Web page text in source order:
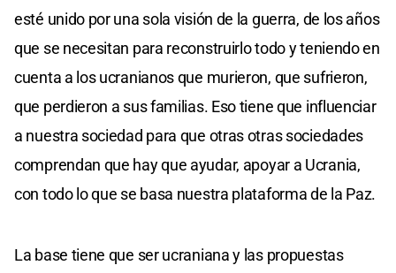
esté unido por una sola visión de la guerra, de los años
que se necesitan para reconstruirlo todo y teniendo en
cuenta a los ucranianos que murieron, que sufrieron,
que perdieron a sus familias. Eso tiene que influenciar
a nuestra sociedad para que otras otras sociedades
comprendan que hay que ayudar, apoyar a Ucrania,
con todo lo que se basa nuestra plataforma de la Paz.
La base tiene que ser ucraniana y las propuestas